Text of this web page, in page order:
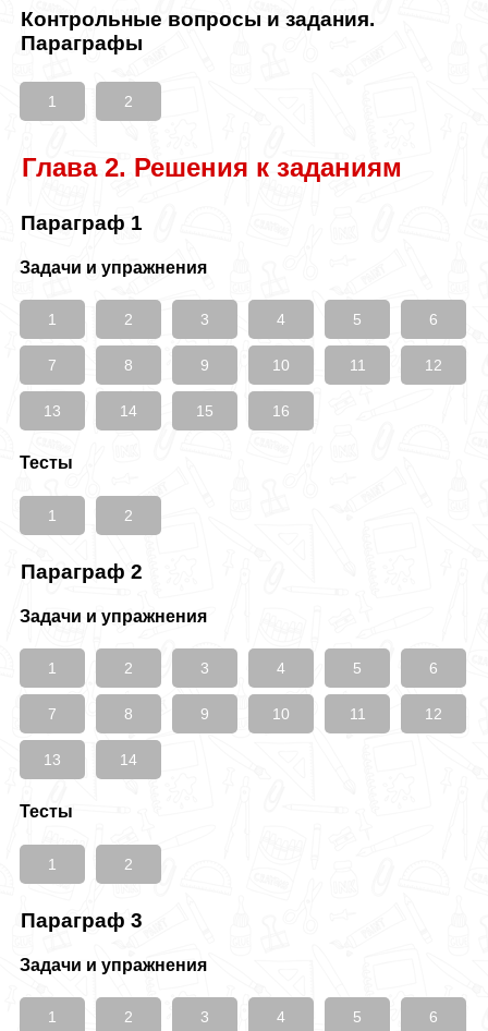
Контрольные вопросы и задания.
Параграфы
1 2
Глава 2. Решения к заданиям
Параграф 1
Задачи и упражнения
1 2 3 4 5 6
7 8 9 10 11 12
13 14 15 16
Тесты
1 2
Параграф 2
Задачи и упражнения
1 2 3 4 5 6
7 8 9 10 11 12
13 14
Тесты
1 2
Параграф 3
Задачи и упражнения
1 2 3 4 5 6